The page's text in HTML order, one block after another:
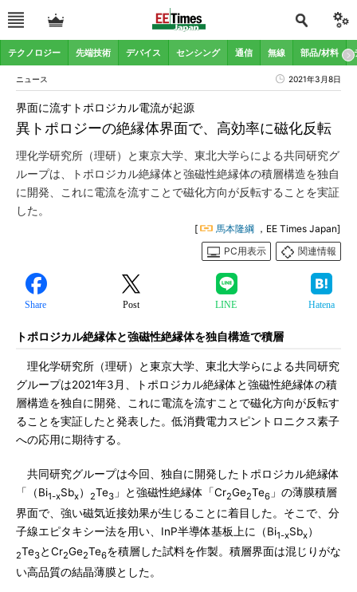
テクノロジー 先端技術 デバイス センシング 通信 無線 部品/材料
ニュース 2021年3月8日
異トポロジーの絶縁体界面で、高効率に磁化反転
界面に流すトポロジカル電流が起源
理化学研究所（理研）と東京大学、東北大学らによる共同研究グ
ループは、トポロジカル絶縁体と強磁性絶縁体の積層構造を独自
に開発、これに電流を流すことで磁化方向が反転することを実証
した。
[ 馬本隆綱 ，EE Times Japan]
PC用表示
関連情報
Share Post LINE Hatena
トポロジカル絶縁体と強磁性絶縁体を独自構造で積層
理化学研究所（理研）と東京大学、東北大学らによる共同研究
グループは2021年3月、トポロジカル絶縁体と強磁性絶縁体の積
層構造を独自に開発、これに電流を流すことで磁化方向が反転す
ることを実証したと発表した。低消費電力スピントロニクス素子
への応用に期待する。
共同研究グループは今回、独自に開発したトポロジカル絶縁体
「（Bi1-xSbx） 2Te3 」と強磁性絶縁体「Cr2Ge2Te6 」の薄膜積層
界面で、強い磁気近接効果が生じることに着目した。そこで、分
子線エピタキシー法を用い、InP半導体基板上に（Bi1-xSbx）
2Te3とCr2Ge2Te6を積層した試料を作製。積層界面は混じりがな
い高品質の結晶薄膜とした。